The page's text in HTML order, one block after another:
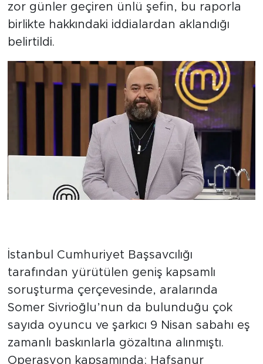
zor günler geçiren ünlü şefin, bu raporla
birlikte hakkındaki iddialardan aklandığı
belirtildi.
İstanbul Cumhuriyet Başsavcılığı
tarafından yürütülen geniş kapsamlı
soruşturma çerçevesinde, aralarında
Somer Sivrioğlu’nun da bulunduğu çok
sayıda oyuncu ve şarkıcı 9 Nisan sabahı eş
zamanlı baskınlarla gözaltına alınmıştı.
Operasyon kapsamında; Hafsanur